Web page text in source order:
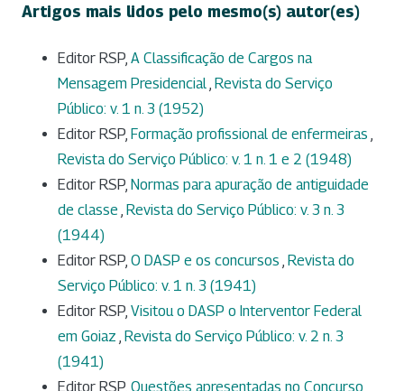
Artigos mais lidos pelo mesmo(s) autor(es)
Editor RSP, A Classificação de Cargos na
Mensagem Presidencial Revista do Serviço
Público: v. 1 n. 3 (1952)
Editor RSP, Formação profissional de enfermeiras
Revista do Serviço Público: v. 1 n. 1 e 2 (1948)
Editor RSP, Normas para apuração de antiguidade
de classe Revista do Serviço Público: v. 3 n. 3
(1944)
Editor RSP, O DASP e os concursos Revista do
Serviço Público: v. 1 n. 3 (1941)
Editor RSP, Visitou o DASP o Interventor Federal
em Goiaz Revista do Serviço Público: v. 2 n. 3
(1941)
Editor RSP, Questões apresentadas no Concurso